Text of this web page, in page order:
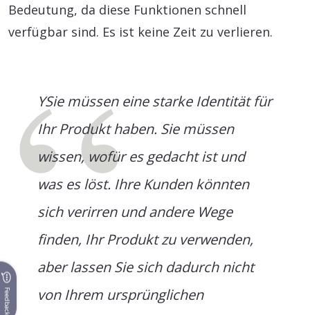
Bedeutung, da diese Funktionen schnell
verfügbar sind. Es ist keine Zeit zu verlieren.
YSie müssen eine starke Identität für
Ihr Produkt haben. Sie müssen
wissen, wofür es gedacht ist und
was es löst. Ihre Kunden könnten
sich verirren und andere Wege
finden, Ihr Produkt zu verwenden,
aber lassen Sie sich dadurch nicht
von Ihrem ursprünglichen
Feedback